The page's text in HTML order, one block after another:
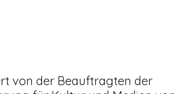
von der Beauftragten der